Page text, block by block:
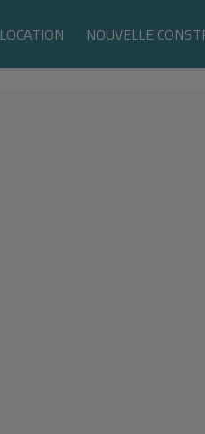
LOCATION NOUVELLE